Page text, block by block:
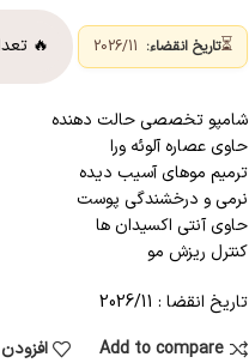
⏳تاریخ انقضاء: 🔥
شامپو تخصصی حالت دهنده
حاوی عصاره آلوئه ورا
ترمیم موهای آسیب دیده
نرمی و درخشندگی پوست
حاوی آنتی اکسیدان ها
کنترل ریزش مو
تاریخ انقضا : 2026/11
Add to compare